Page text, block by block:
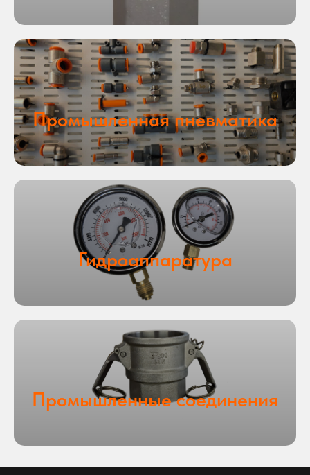
Промышленная пневматика
Гидроаппаратура
Промышленные соединения